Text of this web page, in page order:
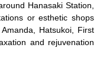
Hanasaki Station,
or esthetic shops
Hatsukoi, First
and rejuvenation